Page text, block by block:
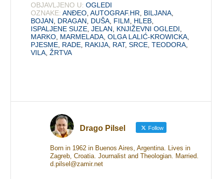
OBJAVLJENO U: OGLEDI
OZNAKE: ANĐEO ,AUTOGRAF.HR BILJANA
BOJAN
DRAGAN DUŠA FILM HLEB
ISPALJENE SUZE ,JELAN KNJIŽEVNI OGLEDI
MARKO MARMELADA ,OLGA LALIĆ-KROWICKA
PJESME RADE RAKIJA RAT,SRCE ,TEODORA
VILA ,ŽRTVA
Drago Pilsel Follow
Born in 1962 in Buenos Aires, Argentina. Lives in
Zagreb, Croatia. Journalist and Theologian. Married.
d.pilsel@zamir.net